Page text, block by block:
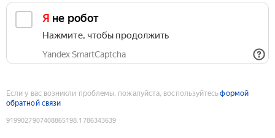
Я не робот
Нажмите, чтобы продолжить
Yandex SmartCaptcha
Если у вас возникли проблемы, пожалуйста, воспользуйтесьформой
обратной связи
9199027907408865198:1786343639